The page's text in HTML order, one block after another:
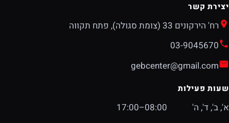
יצירת קשר
רח' הירקונים 33 (צומת סגולה), פתח תקווה
03-9045670
gebcenter@gmail.com
שעות פעילות
א', ב', ד', ה'
08:00–17:00